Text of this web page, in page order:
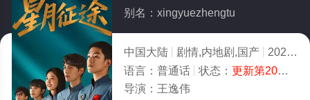
别名：xingyuezhengtu
中国大陆 剧情,内地剧,国产 2026
语言： 普通话 状态： 更新第20集
导演： 王逸伟